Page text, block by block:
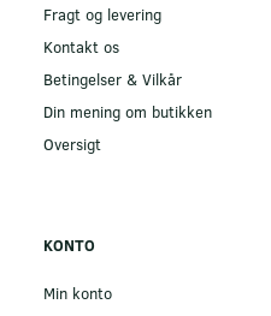
Fragt og levering
Kontakt os
Betingelser & Vilkår
Din mening om butikken
Oversigt
KONTO
Min konto